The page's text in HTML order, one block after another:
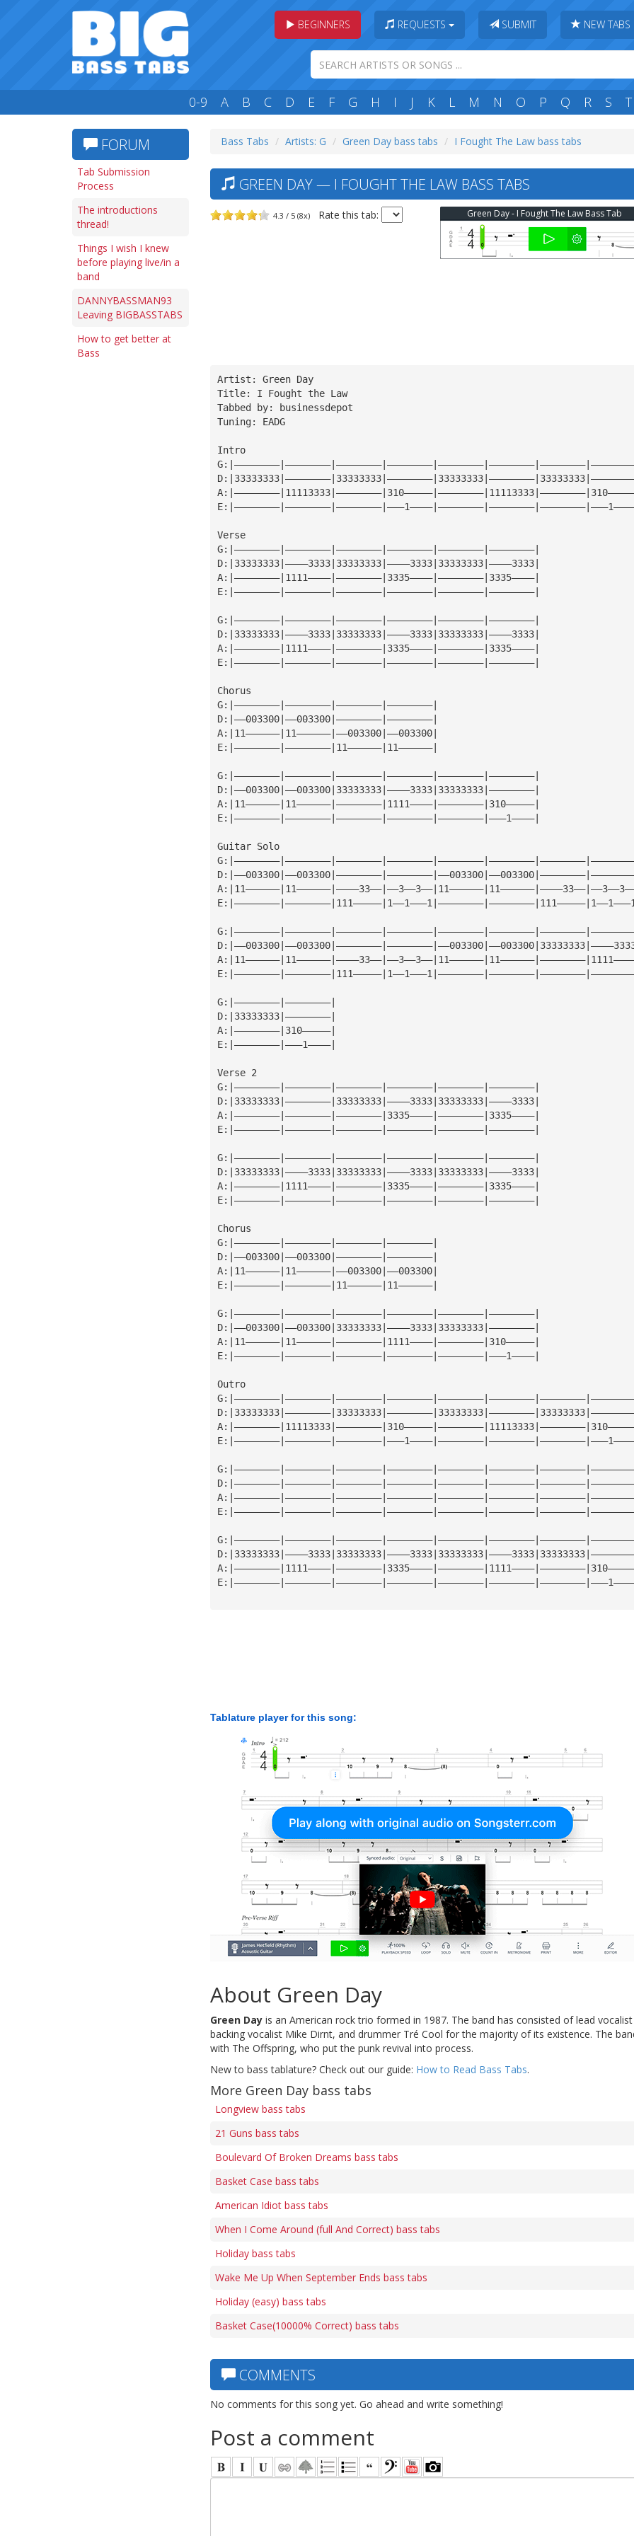
BEGINNERS REQUESTS SUBMIT NEW TABS
0-9 A B C D E F G H I J K L M N O P Q R S T
FORUM
Tab Submission
Process
The introductions
thread!
Things I wish I knew
before playing live/in a
band
DANNYBASSMAN93
Leaving BIGBASSTABS
How to get better at
Bass
Bass Tabs Artists: G Green Day bass tabs I Fought The Law bass tabs
GREEN DAY — I FOUGHT THE LAW BASS TABS
4.3 / 5 (8x) Rate this tab: Green Day - I Fought The Law Bass Tab
Artist: Green Day
Title: I Fought the Law
Tabbed by: businessdepot
Tuning: EADG
Intro
Verse
G:|————————|————————|————————|————————|————————|————————|
D:|33333333|————3333|33333333|————3333|33333333|————3333|
A:|————————|1111————|————————|3335————|————————|3335————|
E:|————————|————————|————————|————————|————————|————————|
G:|————————|————————|————————|————————|————————|————————|
D:|33333333|————3333|33333333|————3333|33333333|————3333|
A:|————————|1111————|————————|3335————|————————|3335————|
E:|————————|————————|————————|————————|————————|————————|
Chorus
G:|————————|————————|————————|————————|
D:|——003300|——003300|————————|————————|
A:|11——————|11——————|——003300|——003300|
E:|————————|————————|11——————|11——————|
G:|————————|————————|————————|————————|————————|————————|
D:|——003300|——003300|33333333|————3333|33333333|————————|
A:|11——————|11——————|————————|1111————|————————|310—————|
E:|————————|————————|————————|————————|————————|———1————|
Guitar Solo
G:|————————|————————|
D:|33333333|————————|
A:|————————|310—————|
E:|————————|———1————|
Verse 2
G:|————————|————————|————————|————————|————————|————————|
D:|33333333|————————|33333333|————3333|33333333|————3333|
A:|————————|————————|————————|3335————|————————|3335————|
E:|————————|————————|————————|————————|————————|————————|
G:|————————|————————|————————|————————|————————|————————|
D:|33333333|————3333|33333333|————3333|33333333|————3333|
A:|————————|1111————|————————|3335————|————————|3335————|
E:|————————|————————|————————|————————|————————|————————|
Chorus
G:|————————|————————|————————|————————|
D:|——003300|——003300|————————|————————|
A:|11——————|11——————|——003300|——003300|
E:|————————|————————|11——————|11——————|
G:|————————|————————|————————|————————|————————|————————|
D:|——003300|——003300|33333333|————3333|33333333|————————|
A:|11——————|11——————|————————|1111————|————————|310—————|
E:|————————|————————|————————|————————|————————|———1————|
Outro
Tablature player for this song:
About Green Day
Green Day is an American rock trio formed in 1987. The band has consisted of lead
backing vocalist Mike Dirnt, and drummer Tré Cool for the majority of its existence. The
with The Offspring, who put the punk revival into process.
New to bass tablature? Check out our guide: How to Read Bass Tabs.
More Green Day bass tabs
Longview bass tabs
21 Guns bass tabs
Boulevard Of Broken Dreams bass tabs
Basket Case bass tabs
American Idiot bass tabs
When I Come Around (full And Correct) bass tabs
Holiday bass tabs
Wake Me Up When September Ends bass tabs
Holiday (easy) bass tabs
Basket Case(10000% Correct) bass tabs
COMMENTS
No comments for this song yet. Go ahead and write something!
Post a comment